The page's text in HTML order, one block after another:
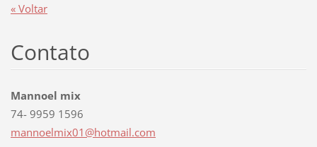
« Voltar
Contato
Mannoel mix
74- 9959 1596
mannoelmix01@hotmail.com